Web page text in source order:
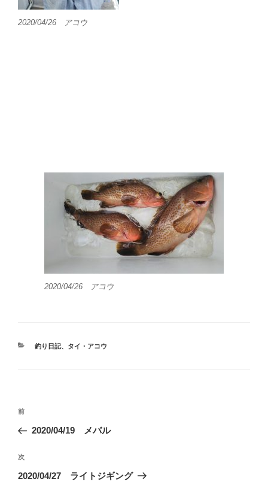
2020/04/26 アコウ
2020/04/26 アコウ
カ
釣り日記、 タイ・アコウ
投
ビ
ゲ
前
の
稿
前
2020/04/19 メバル
次
の
次
2020/04/27 ライトジギング